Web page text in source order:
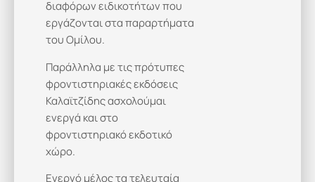
διαφόρων ειδικοτήτων που
εργάζονται στα παραρτήματα
του Ομίλου.
Παράλληλα με τις πρότυπες
φροντιστηριακές εκδόσεις
Καλαϊτζίδης ασχολούμαι
ενεργά και στο
φροντιστηριακό εκδοτικό
χώρο.
Ενεργό μέλος τα τελευταία